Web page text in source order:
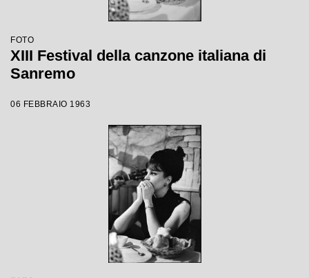
FOTO
XIII Festival della canzone italiana di
Sanremo
06 FEBBRAIO 1963